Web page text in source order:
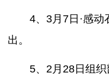
4、3月7日·感动
出。
5、2月28日组